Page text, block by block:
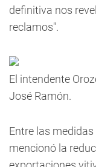
definitiva nos
reclamos".
El intendente
José Ramón.
Entre las
mencionó la